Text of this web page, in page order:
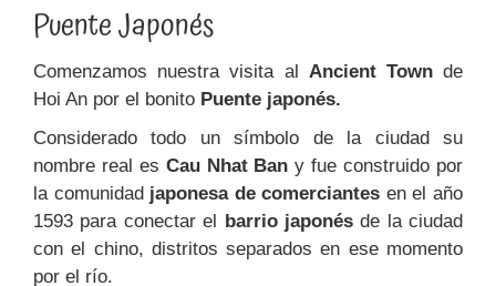
Puente Japonés
Comenzamos nuestra visita al Ancient Townde
Hoi An por el bonito Puente japonés.
Considerado todo un símbolo de la ciudad su
nombre real es Cau Nhat Bany fue construido por
la comunidad japonesa de comerciantes en el año
1593 para conectar el barrio japonésde la ciudad
con el chino, distritos separados en ese momento
por el río.